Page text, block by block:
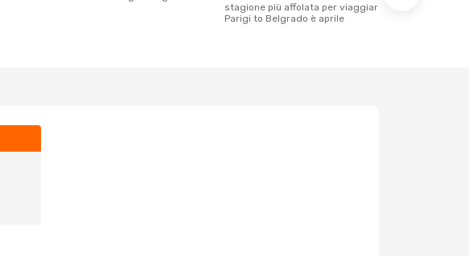
stagione più affolata per viaggiare da
Parigi to Belgrado è aprile